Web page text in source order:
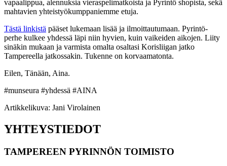
vapaalippua, alennuksia vieraspelimatkoista ja Pyrintö shopista, sekä
mahtavien yhteistyökumppaniemme etuja.
Tästä linkistä pääset lukemaan lisää ja ilmoittautumaan. Pyrintö-
perhe kulkee yhdessä läpi niin hyvien, kuin vaikeiden aikojen. Liity
sinäkin mukaan ja varmista omalta osaltasi Korisliigan jatko
Tampereella jatkossakin. Tukenne on korvaamatonta.
Eilen, Tänään, Aina.
#munseura #yhdessä #AINA
Artikkelikuva: Jani Virolainen
YHTEYSTIEDOT
TAMPEREEN PYRINNÖN TOIMISTO